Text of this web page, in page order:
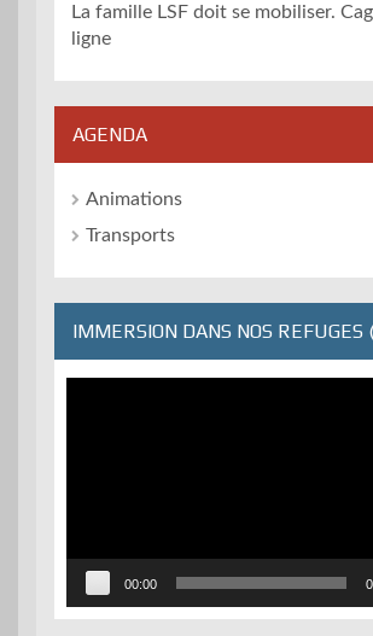
La famille LSF doit se mobiliser.
ligne
AGENDA
Animations
Transports
IMMERSION DANS NOS
00:00